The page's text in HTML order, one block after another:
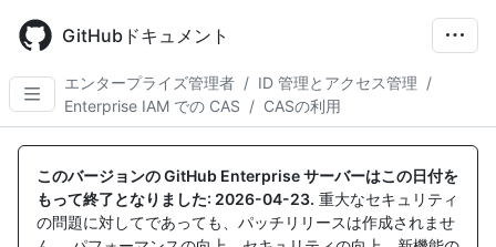
main
content
GitHubドキュメント
エンタープライズ管理者 / ID 管理とアクセス管理 /
Enterprise IAM での CAS / CASの利用
このバージョンの GitHub Enterprise サーバーはこの日付を
もって終了となりました: 2026-04-23. 重大なセキュリティ
の問題に対してであっても、パッチリリースは作成されませ